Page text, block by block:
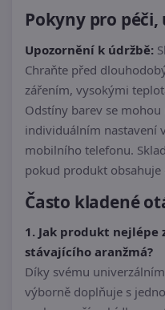
Pokyny pro
Upozornění k údržbě:
Chraňte před
zářením, vysokými
Odstíny barev se
individuálním nastavení
mobilního telefonu.
pokud produkt obsahuje
Často kladené
1. Jak produkt nejlépe
stávajícího aranžmá?
Díky svému
výborně doplňuje s